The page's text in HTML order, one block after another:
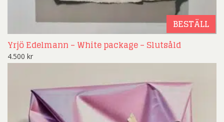
BESTÄLL
Yrjö Edelmann – White package – Slutsåld
4.500 kr